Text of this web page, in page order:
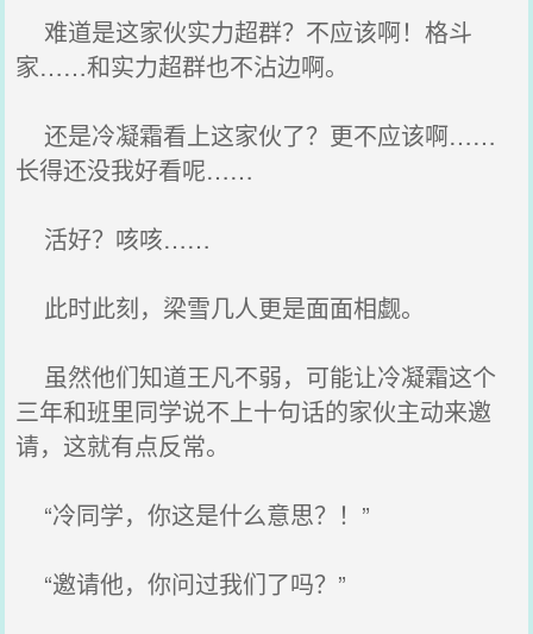
难道是这家伙实力超群？不应该啊！格斗
家……和实力超群也不沾边啊。
还是冷凝霜看上这家伙了？更不应该啊……
长得还没我好看呢……
活好？咳咳……
此时此刻，梁雪几人更是面面相觑。
虽然他们知道王凡不弱，可能让冷凝霜这个
三年和班里同学说不上十句话的家伙主动来邀
请，这就有点反常。
“冷同学，你这是什么意思？！”
“邀请他，你问过我们了吗？”